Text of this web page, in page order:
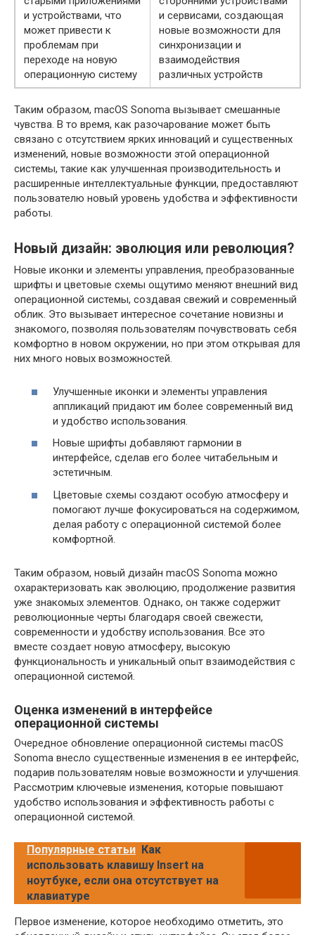
и устройствами, что
может привести к
проблемам при
переходе на новую
операционную систему
и сервисами, создающая
новые возможности для
синхронизации и
взаимодействия
различных устройств
Таким образом, macOS Sonoma вызывает смешанные
чувства. В то время, как разочарование может быть
связано с отсутствием ярких инноваций и существенных
изменений, новые возможности этой операционной
системы, такие как улучшенная производительность и
расширенные интеллектуальные функции, предоставляют
пользователю новый уровень удобства и эффективности
работы.
Новый дизайн: эволюция или революция?
Новые иконки и элементы управления, преобразованные
шрифты и цветовые схемы ощутимо меняют внешний вид
операционной системы, создавая свежий и современный
облик. Это вызывает интересное сочетание новизны и
знакомого, позволяя пользователям почувствовать себя
комфортно в новом окружении, но при этом открывая для
них много новых возможностей.
Улучшенные иконки и элементы управления
аппликаций придают им более современный вид
и удобство использования.
Новые шрифты добавляют гармонии в
интерфейсе, сделав его более читабельным и
эстетичным.
Цветовые схемы создают особую атмосферу и
помогают лучше фокусироваться на содержимом,
делая работу с операционной системой более
комфортной.
Таким образом, новый дизайн macOS Sonoma можно
охарактеризовать как эволюцию, продолжение развития
уже знакомых элементов. Однако, он также содержит
революционные черты благодаря своей свежести,
современности и удобству использования. Все это
вместе создает новую атмосферу, высокую
функциональность и уникальный опыт взаимодействия с
операционной системой.
Оценка изменений в интерфейсе
операционной системы
Очередное обновление операционной системы macOS
Sonoma внесло существенные изменения в ее интерфейс,
подарив пользователям новые возможности и улучшения.
Рассмотрим ключевые изменения, которые повышают
удобство использования и эффективность работы с
операционной системой.
Популярные статьи Как
использовать клавишу Insert на
ноутбуке, если она отсутствует на
клавиатуре
Первое изменение, которое необходимо отметить, это